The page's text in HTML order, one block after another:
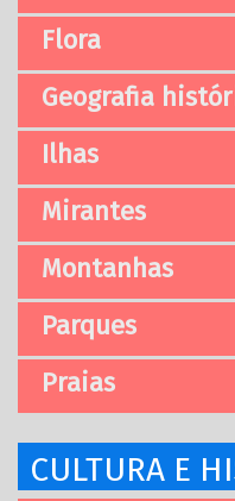
Flora
Geografia
Ilhas
Mirantes
Montanhas
Parques
Praias
CULTURA E